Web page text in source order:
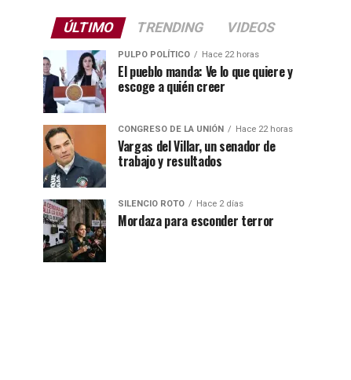
ÚLTIMO TRENDING VIDEOS
PULPO POLÍTICO Hace 22 horas
El pueblo manda: Ve lo que quiere y
escoge a quién creer
CONGRESO DE LA UNIÓN Hace 22 horas
Vargas del Villar, un senador de
trabajo y resultados
SILENCIO ROTO Hace 2 días
Mordaza para esconder terror